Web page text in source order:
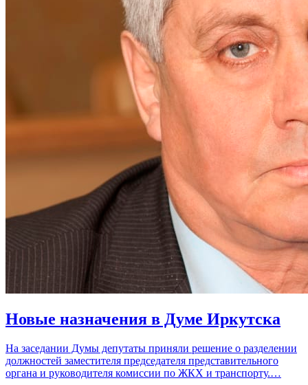
Новые назначения в Думе Иркутска
На заседании Думы депутаты приняли решение о разделении
должностей заместителя председателя представительного
органа и руководителя комиссии по ЖКХ и транспорту.…